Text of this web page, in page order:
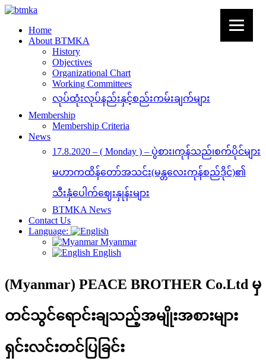
Home
About BTMKA
History
Objectives
Organizational Chart
Working Committees
လုပ်ထုံးလုပ်နည်းနှင့်စည်းကမ်းချက်များ
Membership
Membership Criteria
News
17.8.2020 – ( Monday ) – ပွဲစား၊ကုန်သည်၊စက်ပိုင်များ
မဟာကထိန်တော်အသင်း(မန္တလေးကုန်စည်ဒိုင်)၏
သီးနှံပေါက်ဈေးနှုန်းများ
BTMKA News
Contact Us
Language:
Myanmar
English
(Myanmar) PEACE BROTHER Co.Ltd မှ
တင်သွင်ရောင်းချသည့်အမျိုးအစားများ
ရှင်းလင်းတင်ပြခြင်း